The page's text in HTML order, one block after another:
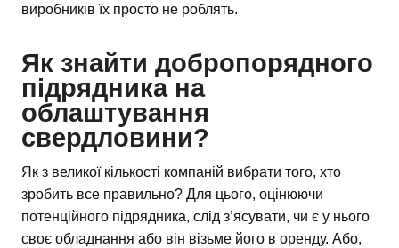
виробників їх просто не роблять.
Як знайти добропорядного
підрядника на
облаштування
свердловини?
Як з великої кількості компаній вибрати того, хто
зробить все правильно? Для цього, оцінюючи
потенційного підрядника, слід з’ясувати, чи є у нього
своє обладнання або він візьме його в оренду. Або,